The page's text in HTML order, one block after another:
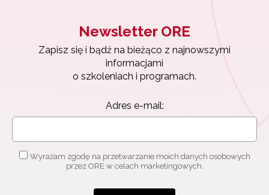
Newsletter ORE
Zapisz się i bądź na bieżąco z najnowszymi
informacjami
o szkoleniach i programach.
Adres e-mail:
Wyrażam zgodę na przetwarzanie moich danych osobowych
przez ORE w celach marketingowych.